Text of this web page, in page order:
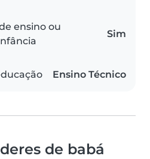
ensino ou
Sim
Ensino Técnico
de babá